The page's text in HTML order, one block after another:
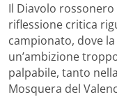
Il Diavolo
riflessione critica
campionato, dove
un’ambizione
palpabile, tanto
Mosquera del